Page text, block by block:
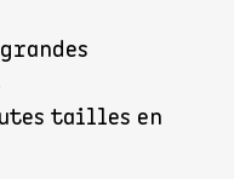
tailles en